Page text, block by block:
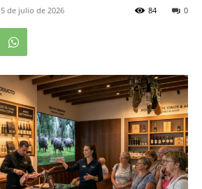
5 de julio de 2026 0
84